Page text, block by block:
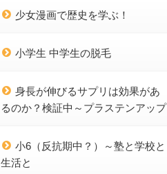
少女漫画で歴史を学ぶ！
小学生 中学生の脱毛
身長が伸びるサプリは効果があ
るのか？検証中～プラステンアップ
小6（反抗期中？）～塾と学校と
生活と